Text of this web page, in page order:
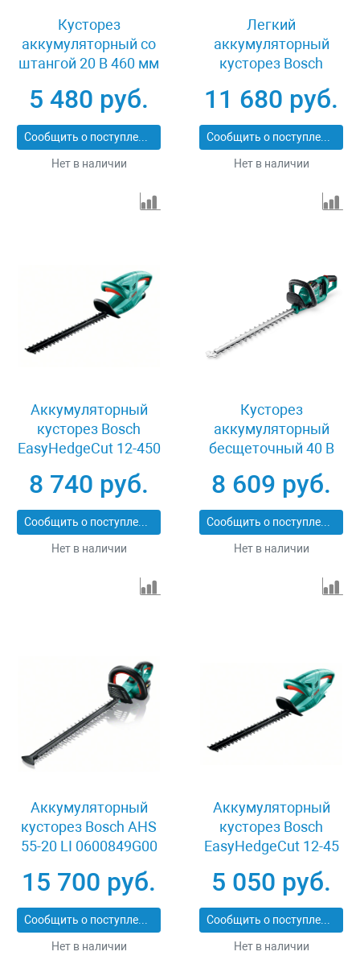
Кусторез
аккумуляторный со
штангой 20 В 460 мм
КРАШ-2046
5 480 руб.
Сообщить о поступлении
Нет в наличии
Легкий
аккумуляторный
кусторез Bosch
0600849H00
11 680 руб.
Сообщить о поступлении
Нет в наличии
Аккумуляторный
кусторез Bosch
EasyHedgeCut 12-450
8 740 руб.
Сообщить о поступлении
Нет в наличии
Кусторез
аккумуляторный
бесщеточный 40 В
LMS Зубр КРА-4061
8 609 руб.
Сообщить о поступлении
Нет в наличии
Аккумуляторный
кусторез Bosch AHS
55-20 LI 0600849G00
15 700 руб.
Сообщить о поступлении
Нет в наличии
Аккумуляторный
кусторез Bosch
EasyHedgeCut 12-45
5 050 руб.
Сообщить о поступлении
Нет в наличии